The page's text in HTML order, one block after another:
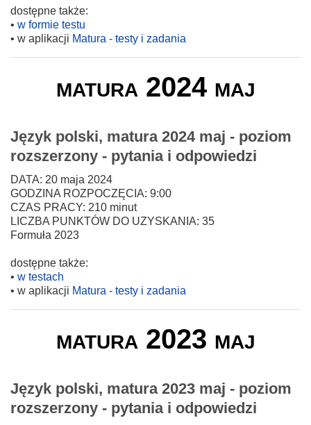
dostępne także:
• w formie testu
• w aplikacji Matura - testy i zadania
matura 2024 maj
Język polski, matura 2024 maj - poziom
rozszerzony - pytania i odpowiedzi
DATA: 20 maja 2024
GODZINA ROZPOCZĘCIA: 9:00
CZAS PRACY: 210 minut
LICZBA PUNKTÓW DO UZYSKANIA: 35
Formuła 2023
dostępne także:
• w testach
• w aplikacji Matura - testy i zadania
matura 2023 maj
Język polski, matura 2023 maj - poziom
rozszerzony - pytania i odpowiedzi